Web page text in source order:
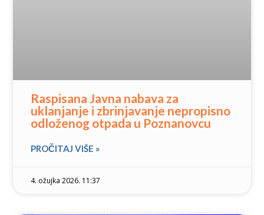
Raspisana Javna nabava za
uklanjanje i zbrinjavanje nepropisno
odloženog otpada u Poznanovcu
PROČITAJ VIŠE »
4. ožujka 2026. 11:37